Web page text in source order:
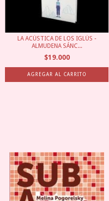
LA ACÚSTICA DE LOS IGLÚS -
ALMUDENA SÁNC...
$19.000